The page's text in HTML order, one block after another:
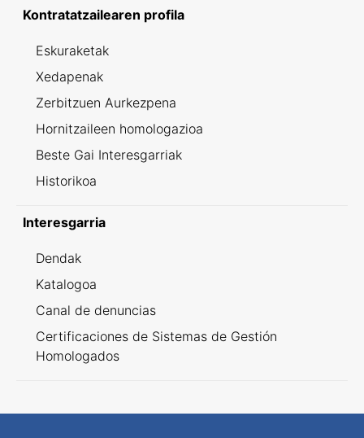
Kontratatzailearen profila
Eskuraketak
Xedapenak
Zerbitzuen Aurkezpena
Hornitzaileen homologazioa
Beste Gai Interesgarriak
Historikoa
Interesgarria
Dendak
Katalogoa
Canal de denuncias
Certificaciones de Sistemas de Gestión
Homologados